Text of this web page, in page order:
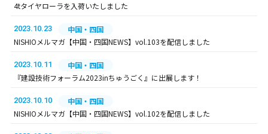
4tタイヤローラを入荷いたしました
2023.10.23
中国・四国
NISHIOメルマガ【中国・四国NEWS】vol.103を配信しました
2023.10.11
中国・四国
『建設技術フォーラム2023inちゅうごく』に出展します！
2023.10.10
中国・四国
NISHIOメルマガ【中国・四国NEWS】vol.102を配信しました